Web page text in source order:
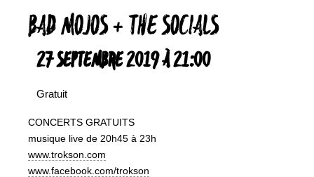
BAD MOJOS + THE SOCIALS
27 SEPTEMBRE 2019 À 21:00
Gratuit
CONCERTS GRATUITS
musique live de 20h45 à 23h
www.trokson.com
www.facebook.com/trokson